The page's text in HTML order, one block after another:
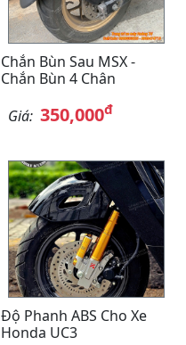
Chắn Bùn Sau MSX -
Chắn Bùn 4 Chân
Giá: 350,000đ
Độ Phanh ABS Cho Xe
Honda UC3